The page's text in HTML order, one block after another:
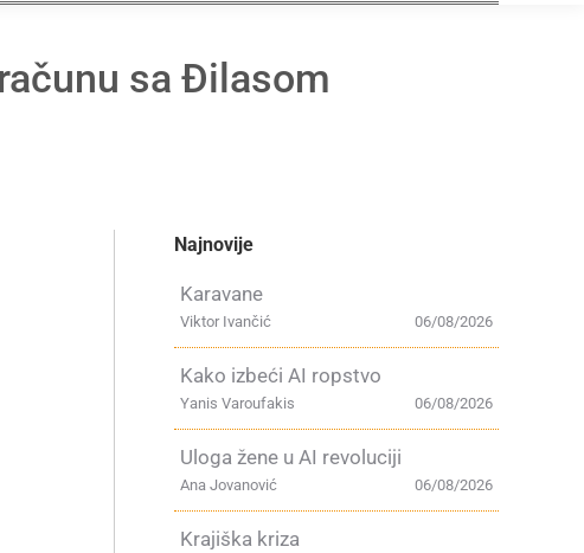
sa Đilasom
Najnovije
Karavane
06/08/2026
Viktor Ivančić
Kako izbeći AI ropstvo
06/08/2026
Yanis Varoufakis
Uloga žene u AI revoluciji
06/08/2026
Ana Jovanović
Krajiška kriza